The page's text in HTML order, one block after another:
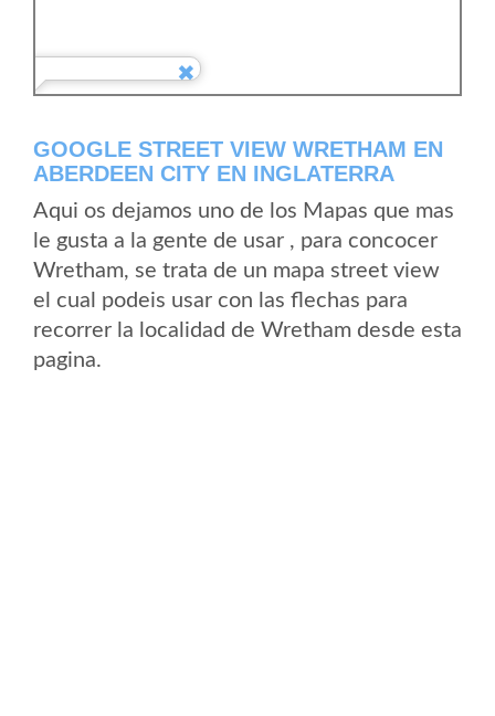
GOOGLE STREET VIEW WRETHAM EN
ABERDEEN CITY EN INGLATERRA
Aqui os dejamos uno de los Mapas que mas
le gusta a la gente de usar , para concocer
Wretham, se trata de un mapa street view
el cual podeis usar con las flechas para
recorrer la localidad de Wretham desde esta
pagina.